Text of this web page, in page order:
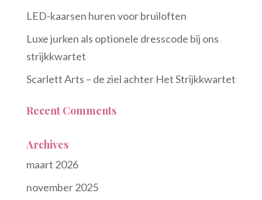
LED-kaarsen huren voor bruiloften
Luxe jurken als optionele dresscode bij ons
strijkkwartet
Scarlett Arts – de ziel achter Het Strijkkwartet
Recent Comments
Archives
maart 2026
november 2025